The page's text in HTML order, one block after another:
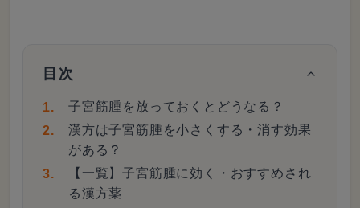
目次
子宮筋腫を放っておくとどうなる？
漢方は子宮筋腫を小さくする・消す効果
がある？
【一覧】子宮筋腫に効く・おすすめされ
る漢方薬